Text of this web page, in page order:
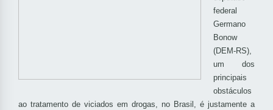
federal
Germano
Bonow
(DEM-RS),
um dos
principais
obstáculos
ao tratamento de viciados em drogas, no Brasil, é justamente a